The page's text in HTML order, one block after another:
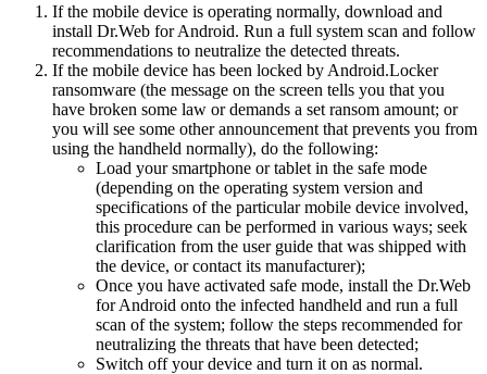
If the mobile device is operating normally, download and
install Dr.Web for Android. Run a full system scan and follow
recommendations to neutralize the detected threats.
If the mobile device has been locked by Android.Locker
ransomware (the message on the screen tells you that you
have broken some law or demands a set ransom amount; or
you will see some other announcement that prevents you from
using the handheld normally), do the following:
Load your smartphone or tablet in the safe mode
(depending on the operating system version and
specifications of the particular mobile device involved,
this procedure can be performed in various ways; seek
clarification from the user guide that was shipped with
the device, or contact its manufacturer);
Once you have activated safe mode, install the Dr.Web
for Android onto the infected handheld and run a full
scan of the system; follow the steps recommended for
neutralizing the threats that have been detected;
Switch off your device and turn it on as normal.